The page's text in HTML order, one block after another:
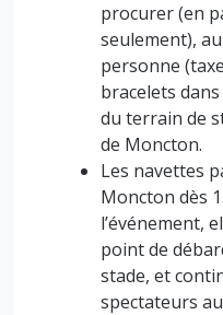
procurer (en
seulement),
personne
bracelets
du terrain de
de Moncton.
Les navettes
Moncton dès
l’événement,
point de
stade, et
spectateurs